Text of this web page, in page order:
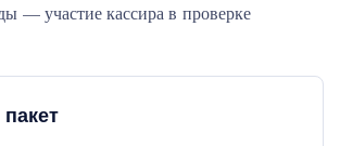
— участие кассира в проверке